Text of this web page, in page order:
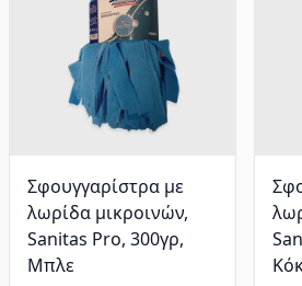
Σφουγγαρίστρα με
λωρίδα μικροινών,
Sanitas Pro, 300γρ,
Μπλε